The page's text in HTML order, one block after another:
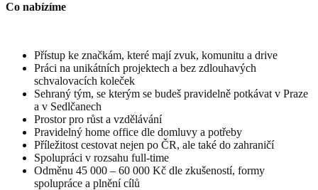
Co nabízíme
Přístup ke značkám, které mají zvuk, komunitu a drive
Práci na unikátních projektech a bez zdlouhavých
schvalovacích koleček
Sehraný tým, se kterým se budeš pravidelně potkávat v Praze
a v Sedlčanech
Prostor pro růst a vzdělávání
Pravidelný home office dle domluvy a potřeby
Příležitost cestovat nejen po ČR, ale také do zahraničí
Spolupráci v rozsahu full-time
Odměnu 45 000 – 60 000 Kč dle zkušeností, formy
spolupráce a plnění cílů